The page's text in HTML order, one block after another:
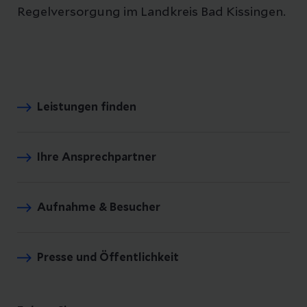
Regelversorgung im Landkreis Bad Kissingen.
Leistungen finden
Ihre Ansprechpartner
Aufnahme & Besucher
Presse und Öffentlichkeit